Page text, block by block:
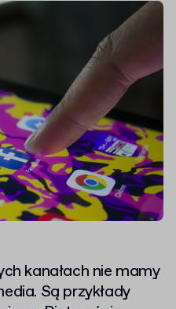
kanałach nie mamy
Są przykłady